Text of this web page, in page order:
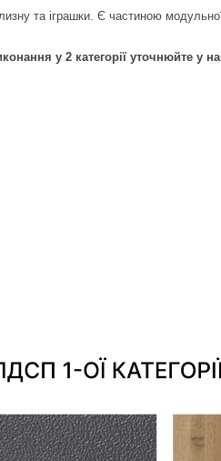
та іграшки. Є частиною
у 2 категорії уточнюйте у